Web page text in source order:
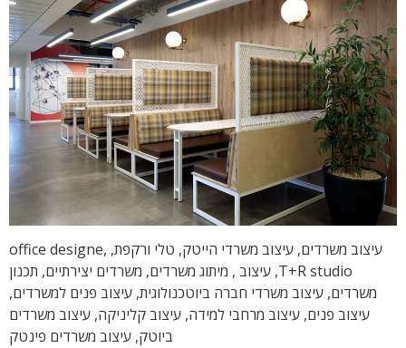
עיצוב משרדים, עיצוב משרדי הייטק, טלי ורקפת, office designe,
T+R studio, עיצוב , מיתוג משרדים, משרדים יצירתיים, תכנון
משרדים, עיצוב משרדי חברה ביוטכנולוגית, עיצוב פנים למשרדים,
עיצוב פנים, עיצוב מרחבי למידה, עיצוב קליניקה, עיצוב משרדים
ביוטק, עיצוב משרדים פינטק